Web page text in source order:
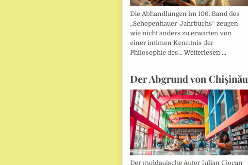
Die Abhandlungen im 106. Band des
„Schopenhauer-Jahrbuchs“ zeugen
wie nicht anders zu erwarten von
einer intimen Kenntnis der
Philosophie des… Weiterlesen …
Der Abgrund von Chişinău
Der moldauische Autor Iulian Ciocan